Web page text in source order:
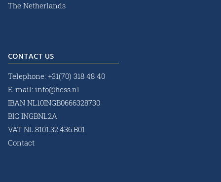
The Netherlands
CONTACT US
Telephone: +31(70) 318 48 40
E-mail: info@hcss.nl
IBAN NL10INGB0666328730
BIC INGBNL2A
VAT NL.8101.32.436.B01
Contact